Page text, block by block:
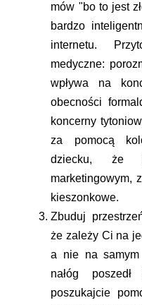
mów "bo to jest
bardzo
internetu.
medyczne:
wpływa na
obecności
koncerny
za pomocą
dziecku, że
marketingowym,
kieszonkowe.
Zbuduj
że zależy Ci na
a nie na samym
nałóg
poszukajcie